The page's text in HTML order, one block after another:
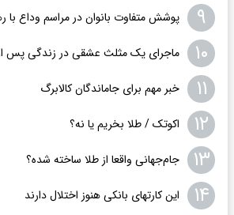
۹ پوشش متفاوت بانوان در مراسم وداع با
۱۰ ماجرای یک مثلث عشقی در زندگی پس
۱۱ خبر مهم برای جاماندگان کالابرگ
۱۲ اکوتک / طلا بخریم یا نه؟
۱۳ جام‌جهانی واقعا از طلا ساخته شده؟
۱۴ این کارتهای بانکی هنوز اختلال دارند